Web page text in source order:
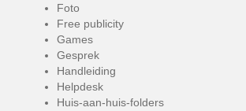
Foto
Free publicity
Games
Gesprek
Handleiding
Helpdesk
Huis-aan-huis-folders